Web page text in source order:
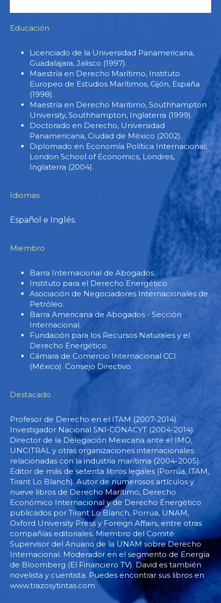
Educación
Licenciado de la Universidad Panamericana,
Guadalajara, Jalisco (1997).
Maestría en Derecho Marítimo, Instituto
Europeo de Estudios Marítimos, Gijón, España
(1998).
Maestría en Derecho Marítimo, Southhampton
University, Southhampton, Inglaterra (1999).
Doctorado en Derecho, Universidad
Panamericana, Ciudad de México (2002).
Diplomado en Economía Política Internacional,
London School of Economics, Londres,
Inglaterra (2004).
Idiomas
Español e Inglés.
Miembro
Barra Internacional de Abogados.
Instituto para el Derecho Energético.
Asociación de Negociadores Internacionales de
Petróleo.
Barra Americana de Abogados - Sección
Internacional.
Fundación para los Recursos Naturales y el
Derecho Energético.
Cámara de Comercio Internacional CCI
(México). Consejo Directivo.
Destacado
Profesor de Derecho en el ITAM (2007-2014).
Investigador Nacional SNI-CONACYT (2004-2014).
Director de la Delegación Mexicana ante el IMO,
UNCITRAL y otras organizaciones internacionales
relacionadas con la industria marítima (2004-2005).
Editor de más de setenta libros legales (Porrúa, ITAM,
Tirant Lo Blanch). Autor de numerosos artículos y
nueve libros de Derecho Marítimo, Derecho
Económico Internacional y de Derecho Energético
publicados por Tirant Lo Blanch, Porrúa, UNAM,
Oxford University Press y Foreign Affairs, entre otras
compañías editoriales. Miembro del Comité
Supervisor del Anuario de la UNAM sobre Derecho
Internacional. Moderador en el segmento de Energía
de Bloomberg (El Financiero TV). David es también
novelista y cuentista. Puedes encontrar sus libros en
www.trazosytintas.com